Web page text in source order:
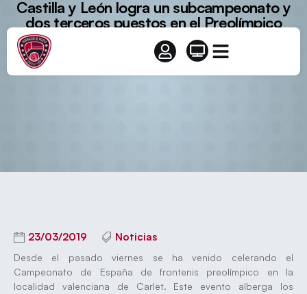
Castilla y León logra un subcampeonato y
dos terceros puestos en el Preolímpico
23/03/2019 Noticias
Desde el pasado viernes se ha venido celerando el
Campeonato de España de frontenis preolímpico en la
localidad valenciana de Carlet. Este evento alberga los